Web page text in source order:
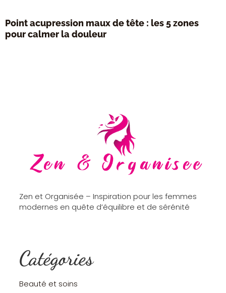
Point acupression maux de tête : les 5 zones
pour calmer la douleur
Zen et Organisée – Inspiration pour les femmes
modernes en quête d’équilibre et de sérénité
Catégories
Beauté et soins